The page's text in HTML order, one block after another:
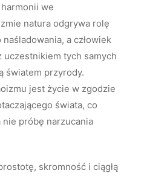
we
natura odgrywa rolę
a człowiek
uczestnikiem tych samych
światem przyrody.
jest życie w zgodzie
świata, co
próbę narzucania
skromność i ciągłą